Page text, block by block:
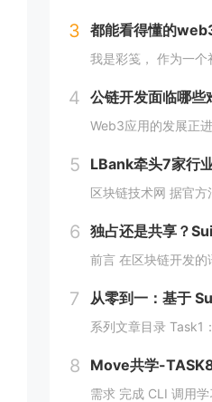
3 都能看得懂的
4
5
6
7
8